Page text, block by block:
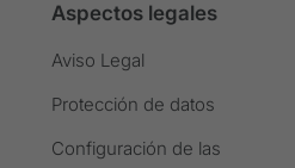
diapositiva
diapositiva
diapositiva
4
Ir
la
diapositiva
Aspectos legales
Aviso Legal
Protección de datos
Configuración de las